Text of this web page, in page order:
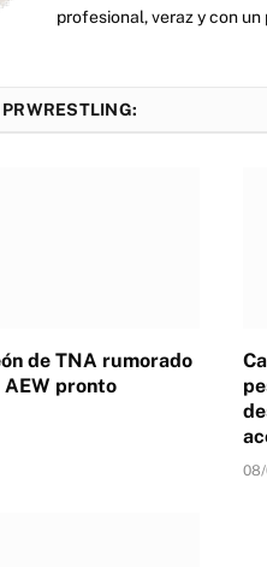
profesional, veraz y con
de TNA rumorado
AEW pronto